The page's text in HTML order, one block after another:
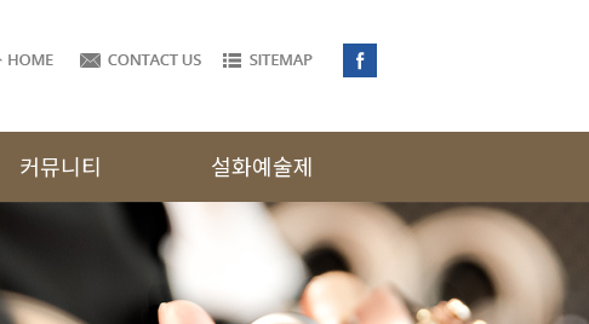
커뮤니티
자료실
설화예술제